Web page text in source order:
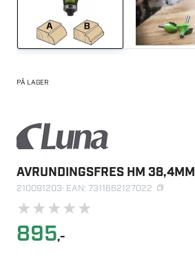
PÅ LAGER
AVRUNDINGSFRES HM 38,4MM
210091203· EAN: 7311662127022
★★★★★
895,-